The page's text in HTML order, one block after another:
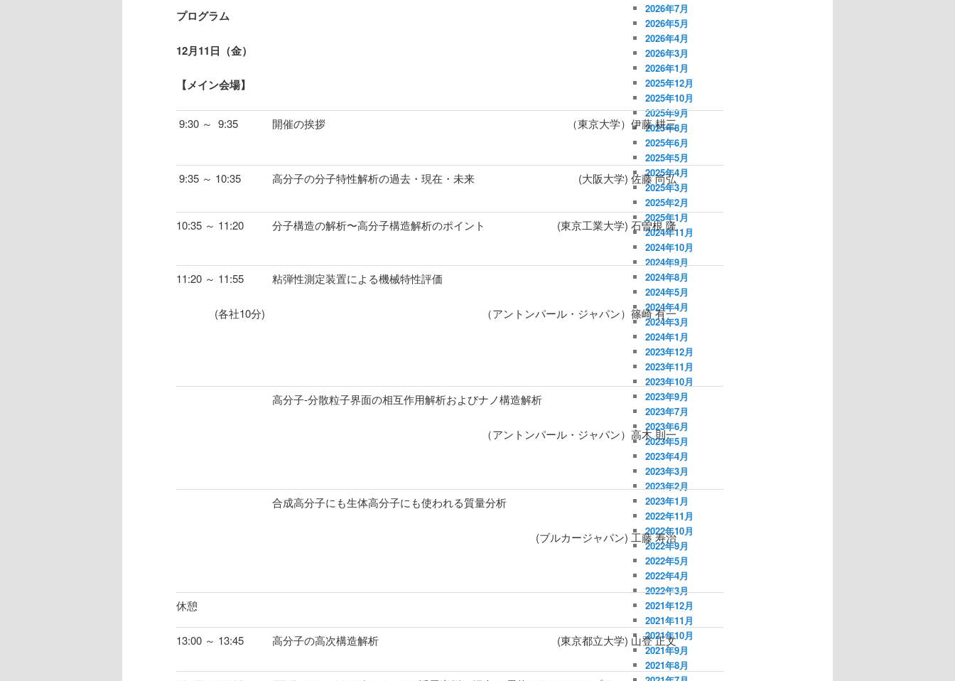
プログラム
12月11日（金）
【メイン会場】
9:30 ～ 9:35 開催の挨拶 （東京大学）伊藤 耕三
9:35 ～ 10:35 高分子の分子特性解析の過去・現在・未来 (大阪大学) 佐藤 尚弘
10:35 ～ 11:20 分子構造の解析〜高分子構造解析のポイント (東京工業大学) 石曽根 隆
11:20 ～ 11:55
(各社10分)
粘弾性測定装置による機械特性評価
（アントンパール・ジャパン）篠崎 有一
高分子-分散粒子界面の相互作用解析およびナノ構造解析
（アントンパール・ジャパン）高木 則一
合成高分子にも生体高分子にも使われる質量分析
(ブルカージャパン) 工藤 寿治
休憩
13:00 ～ 13:45 高分子の高次構造解析 (東京都立大学) 山登 正文
2026年7月
2026年5月
2026年4月
2026年3月
2026年1月
2025年12月
2025年10月
2025年9月
2025年8月
2025年6月
2025年5月
2025年4月
2025年3月
2025年2月
2025年1月
2024年11月
2024年10月
2024年9月
2024年8月
2024年5月
2024年4月
2024年3月
2024年1月
2023年12月
2023年11月
2023年10月
2023年9月
2023年7月
2023年6月
2023年5月
2023年4月
2023年3月
2023年2月
2023年1月
2022年11月
2022年10月
2022年9月
2022年5月
2022年4月
2022年3月
2021年12月
2021年11月
2021年10月
2021年9月
2021年8月